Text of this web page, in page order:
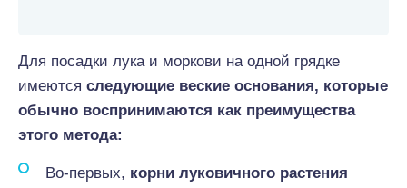
Для посадки лука и моркови на одной грядке
имеются следующие веские основания, которые
обычно воспринимаются как преимущества
этого метода:
Во-первых, корни луковичного растения